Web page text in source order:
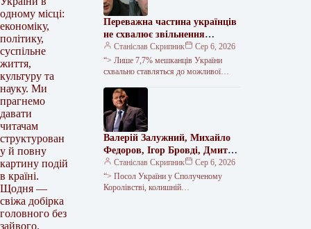
одному місці:
економіку,
політику,
суспільне
життя,
культуру та
науку. Ми
прагнемо
давати
читачам
структурован
у й повну
картину подій
в країні.
Щодня —
свіжа добірка
головного без
зайвого.
Переважна частина українців
не схвалює звільнення
Федорова, проте виступає за
відсторонення Сирського, –
дані опитування
Станіслав Скрипник
Сер 6, 2026
“> Лише 7,7% мешканців України
схвально ставляться до можливої
міністра оборони; ще 11,9% висловили
думку,…
Валерій Залужний, Михайло
Федоров, Ігор Бровді, Дмитро
Драпатий і Кирило Буданов –
лідери рейтингу довіри
українців, згідно з
Станіслав Скрипник
Сер 6, 2026
“> Посол України у Сполученому
Королівстві, колишній